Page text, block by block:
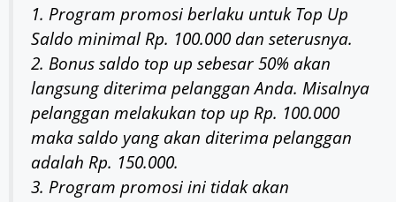
1. Program promosi berlaku untuk Top Up
Saldo minimal Rp. 100.000 dan seterusnya.
2. Bonus saldo top up sebesar 50% akan
langsung diterima pelanggan Anda. Misalnya
pelanggan melakukan top up Rp. 100.000
maka saldo yang akan diterima pelanggan
adalah Rp. 150.000.
​3. Program promosi ini tidak akan